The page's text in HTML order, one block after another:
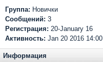
Группа: Новички
Сообщений: 3
Регистрация: 20-January 16
Активность: Jan 20 2016 14:00
Информация